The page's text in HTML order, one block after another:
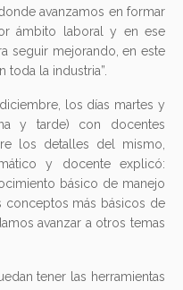
avanzamos en formar
ámbito laboral y en ese
seguir mejorando, en este
la industria”.
los días martes y
y tarde) con docentes
los detalles del mismo,
y docente explicó:
básico de manejo
conceptos más básicos de
avanzar a otros temas
tener las herramientas